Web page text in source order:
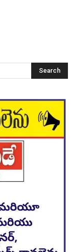
Search